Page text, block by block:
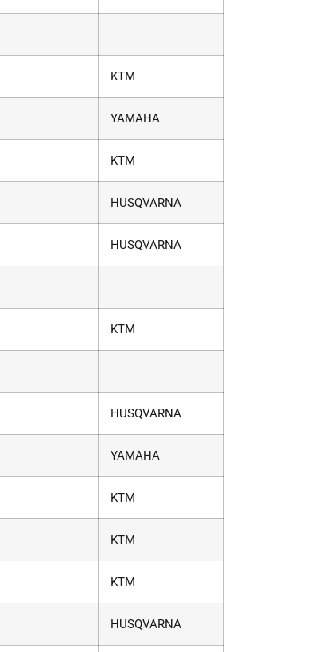
KTM
YAMAHA
KTM
HUSQVARNA
HUSQVARNA
KTM
HUSQVARNA
YAMAHA
KTM
KTM
KTM
HUSQVARNA